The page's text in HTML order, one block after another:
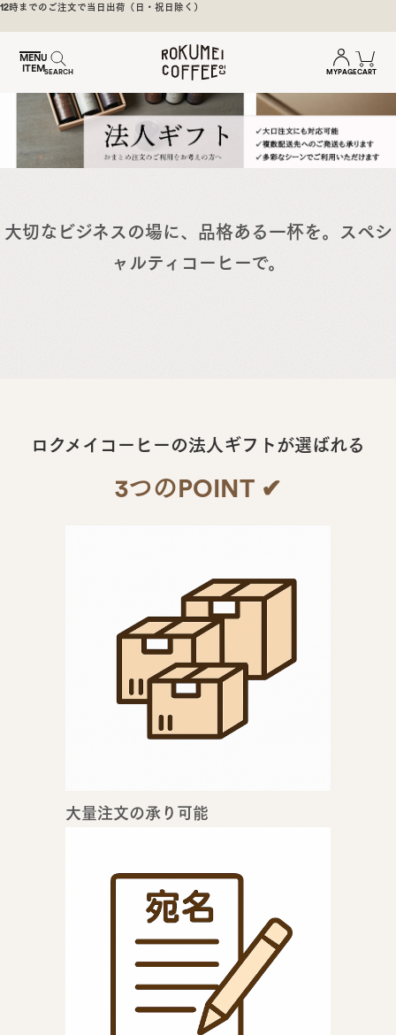
MENU
ITEMSEARCH
煎
日
本
一
の
の
シ
ャ
MYPAGECART
焙煎後1週間以内の新鮮な豆をお届け
大切なビジネスの場に、品格ある一杯を。スペシ
ャルティコーヒーで。
ロクメイコーヒーの法人ギフトが選ばれる
3つのPOINT ✔︎
大量注文の承り可能